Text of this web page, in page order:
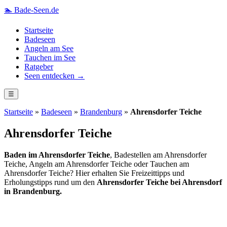
🏊 Bade-Seen.de
Startseite
Badeseen
Angeln am See
Tauchen im See
Ratgeber
Seen entdecken →
☰
Startseite » Badeseen » Brandenburg » Ahrensdorfer Teiche
Ahrensdorfer Teiche
Baden im Ahrensdorfer Teiche, Badestellen am Ahrensdorfer
Teiche, Angeln am Ahrensdorfer Teiche oder Tauchen am
Ahrensdorfer Teiche? Hier erhalten Sie Freizeittipps und
Erholungstipps rund um den Ahrensdorfer Teiche bei Ahrensdorf
in Brandenburg.